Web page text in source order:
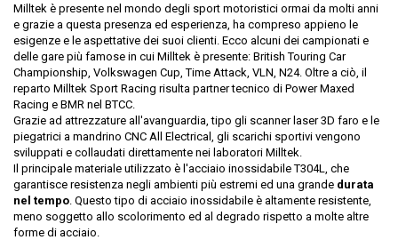
Milltek è presente nel mondo degli sport motoristici ormai da molti anni
e grazie a questa presenza ed esperienza, ha compreso appieno le
esigenze e le aspettative dei suoi clienti. Ecco alcuni dei campionati e
delle gare più famose in cui Milltek è presente: British Touring Car
Championship, Volkswagen Cup, Time Attack, VLN, N24. Oltre a ciò, il
reparto Milltek Sport Racing risulta partner tecnico di Power Maxed
Racing e BMR nel BTCC.
Grazie ad attrezzature all'avanguardia, tipo gli scanner laser 3D faro e le
piegatrici a mandrino CNC All Electrical, gli scarichi sportivi vengono
sviluppati e collaudati direttamente nei laboratori Milltek.
Il principale materiale utilizzato è l'acciaio inossidabile T304L, che
garantisce resistenza negli ambienti più estremi ed una grande durata
nel tempo. Questo tipo di acciaio inossidabile è altamente resistente,
meno soggetto allo scolorimento ed al degrado rispetto a molte altre
forme di acciaio.